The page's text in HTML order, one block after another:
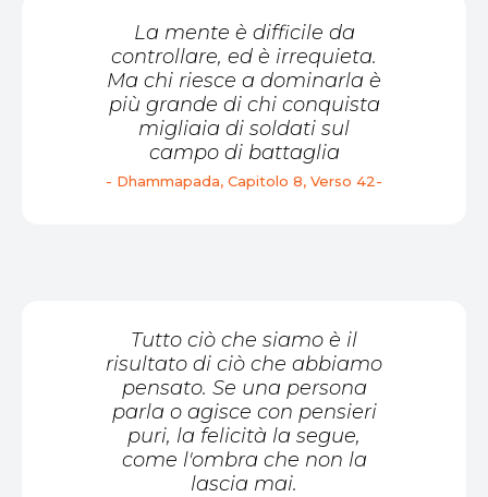
La mente è difficile da
controllare, ed è irrequieta.
Ma chi riesce a dominarla è
più grande di chi conquista
migliaia di soldati sul
campo di battaglia
- Dhammapada, Capitolo 8, Verso 42-
Tutto ciò che siamo è il
risultato di ciò che abbiamo
pensato. Se una persona
parla o agisce con pensieri
puri, la felicità la segue,
come l'ombra che non la
lascia mai.